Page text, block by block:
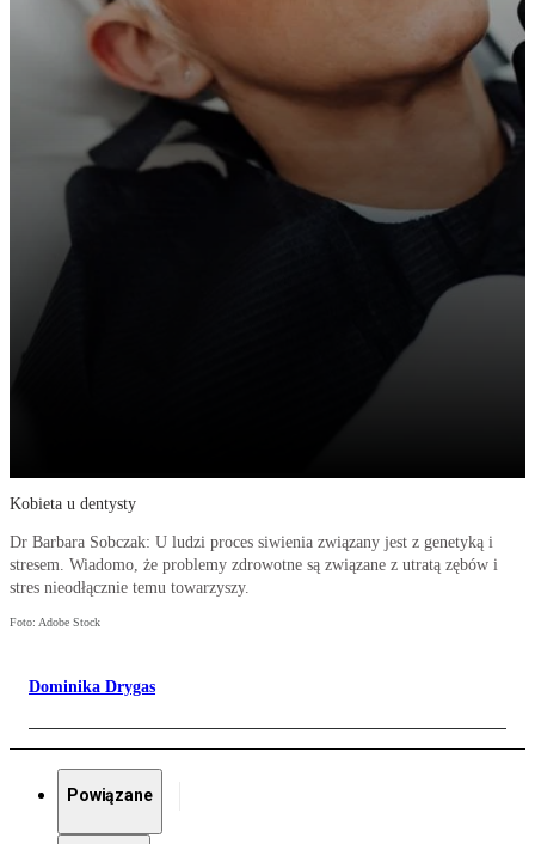
Kobieta u dentysty
Dr Barbara Sobczak: U ludzi proces siwienia związany jest z genetyką i
stresem. Wiadomo, że problemy zdrowotne są związane z utratą zębów i
stres nieodłącznie temu towarzyszy.
Foto: Adobe Stock
Dominika Drygas
Powiązane